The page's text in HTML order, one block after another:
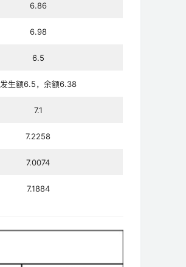
6.86
6.98
6.5
发生额6.5，余额6.38
7.1
7.2258
7.0074
7.1884